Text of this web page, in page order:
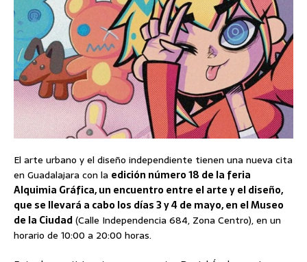
El arte urbano y el diseño independiente tienen una nueva cita
en Guadalajara con la edición número 18 de la feria
Alquimia Gráfica, un encuentro entre el arte y el diseño,
que se llevará a cabo los días 3 y 4 de mayo, en el Museo
de la Ciudad(Calle Independencia 684, Zona Centro), en un
horario de 10:00 a 20:00 horas.